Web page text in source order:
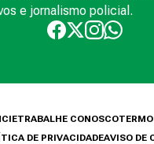
e jornalismo policial.
TRABALHE CONOSCO
DE PRIVACIDADEAVISO DE